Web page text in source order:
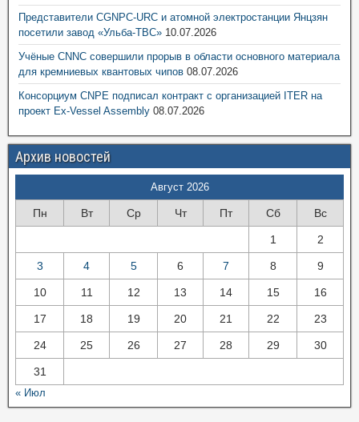
Представители CGNPC-URC и атомной электростанции Янцзян
посетили завод «Ульба-ТВС» 10.07.2026
Учёные CNNC совершили прорыв в области основного материала
для кремниевых квантовых чипов 08.07.2026
Консорциум CNPE подписал контракт с организацией ITER на
проект Ex-Vessel Assembly 08.07.2026
Архив новостей
Август 2026
Пн Вт Ср Чт Пт Сб Вс
1 2
3 4 5 6 7 8 9
10 11 12 13 14 15 16
17 18 19 20 21 22 23
24 25 26 27 28 29 30
31
« Июл